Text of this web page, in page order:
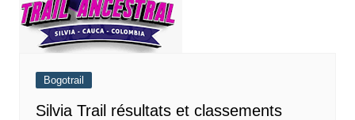
Bogotrail
Silvia Trail résultats et classements